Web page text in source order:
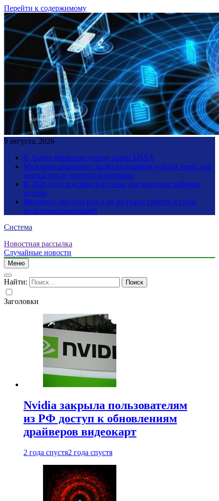
Перейти к содержимому
9 августа, 2026
В Анапе объявили угрозу атаки БПЛА
Мужчина разбогател на 80 миллионов рублей через два
месяца после другого выигрыша
В 2026 году россиян ждут еще две короткие рабочие
недели
Женщина увидела рай и ад на грани смерти и стала
мультимиллионершей
Система
Новостная рассылка
Случайные новости
Меню
Найти:
Заголовки
Nvidia закрыла пользователям
из РФ доступ к обновлениям
драйверов видеокарт
2 года спустя2 года спустя